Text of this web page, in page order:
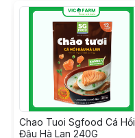
Chao Tuoi Sgfood Cá Hồi
Đậu Hà Lan 240G